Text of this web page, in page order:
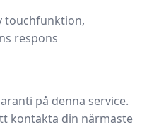
touchfunktion,
respons
på denna service.
kontakta din närmaste